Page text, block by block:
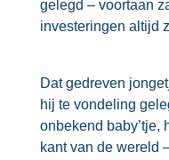
gelegd – voortaan
investeringen altijd
Dat gedreven
hij te vondeling
onbekend baby’tje,
kant van de wereld